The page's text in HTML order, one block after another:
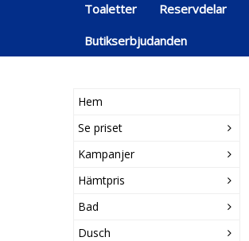
Toaletter
Reservdelar
Butikserbjudanden
Hem
Se priset
Kampanjer
Hämtpris
Bad
Dusch